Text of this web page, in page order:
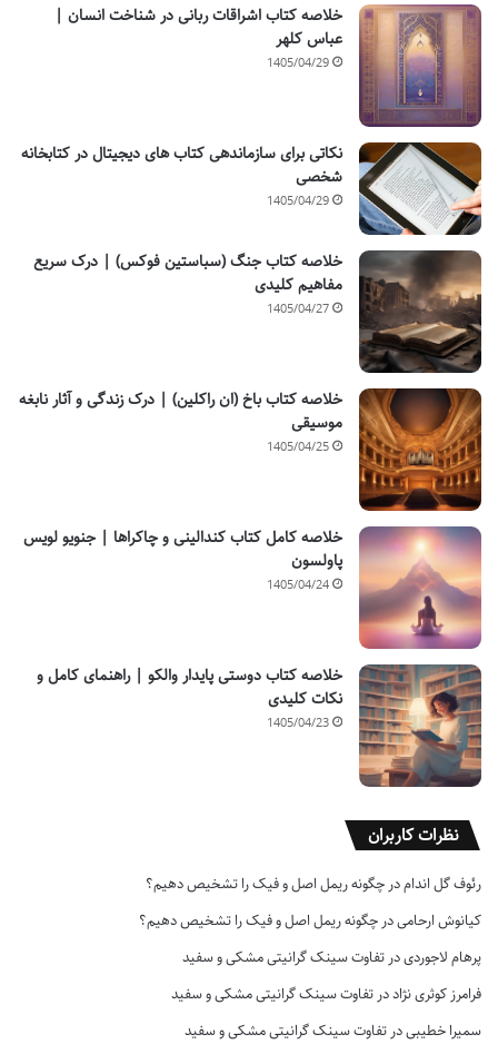
خلاصه کتاب اشراقات ربانی در شناخت انسان |
عباس کلهر
1405/04/29
نکاتی برای سازماندهی کتاب های دیجیتال در کتابخانه
شخصی
1405/04/29
خلاصه کتاب جنگ (سباستین فوکس) | درک سریع
مفاهیم کلیدی
1405/04/27
خلاصه کتاب باخ (ان راکلین) | درک زندگی و آثار نابغه
موسیقی
1405/04/25
خلاصه کامل کتاب کندالینی و چاکراها | جنویو لویس
پاولسون
1405/04/24
خلاصه کتاب دوستی پایدار والکو | راهنمای کامل و
نکات کلیدی
1405/04/23
نظرات کاربران
رئوف گل اندامدر چگونه ریمل اصل و فیک را تشخیص دهیم؟
کیانوش ارحامیدر چگونه ریمل اصل و فیک را تشخیص دهیم؟
پرهام لاجوردیدر تفاوت سینک گرانیتی مشکی و سفید
فرامرز کوثری نژاددر تفاوت سینک گرانیتی مشکی و سفید
سمیرا خطیبیدر تفاوت سینک گرانیتی مشکی و سفید